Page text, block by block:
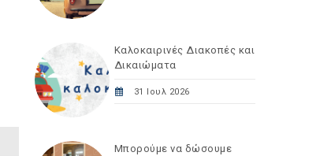
Καλοκαιρινές Διακοπές και
Δικαιώματα
31 Ιουλ 2026
Μπορούμε να δώσουμε